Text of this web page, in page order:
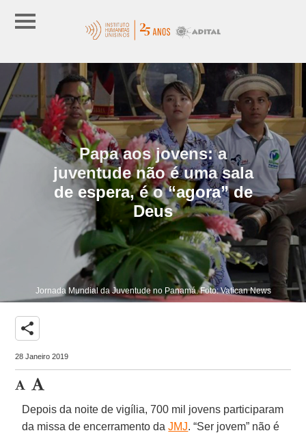
Papa aos jovens: a
juventude não é uma sala
de espera, é o “agora” de
Deus
Jornada Mundial da Juventude no Panamá. Foto: Vatican News
share
28 Janeiro 2019
Depois da noite de vigília, 700 mil jovens participaram
da missa de encerramento da JMJ. “Ser jovem” não é